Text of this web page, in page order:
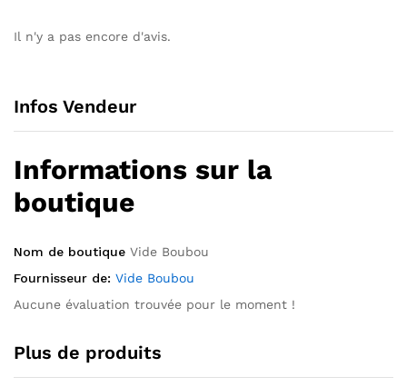
Il n'y a pas encore d'avis.
Infos Vendeur
Informations sur la
boutique
Nom de boutique Vide Boubou
Fournisseur de: Vide Boubou
Aucune évaluation trouvée pour le moment !
Plus de produits